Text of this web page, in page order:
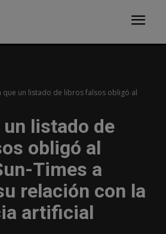
que un listado de libros falsos obligó al
un listado de
obligó al
Times a
relación con la
artificial